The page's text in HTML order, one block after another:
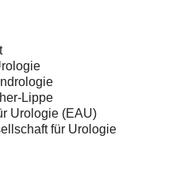
Lippe
Urologie (EAU)
für Urologie